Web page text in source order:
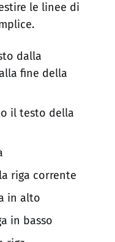
le linee di
dalla
fine della
il testo della
riga corrente
in alto
in basso